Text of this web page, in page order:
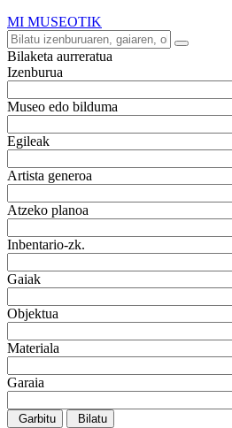
MI MUSEOTIK
Bilaketa aurreratua
Izenburua
Museo edo bilduma
Egileak
Artista generoa
Atzeko planoa
Inbentario-zk.
Gaiak
Objektua
Materiala
Garaia
Garbitu Bilatu